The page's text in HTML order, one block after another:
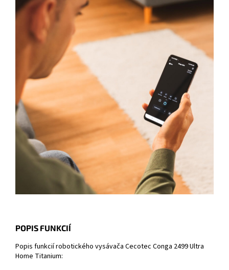
POPIS FUNKCIÍ
Popis funkcií robotického vysávača Cecotec Conga 2499 Ultra
Home Titanium: